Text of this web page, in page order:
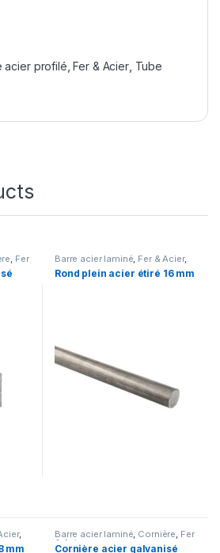
acier profilé ,Fer & Acier, Tube
, Fer Barre acier laminé, Fer & Acier,
Rond plein acier étiré
Rond plein acier étiré 16 mm
,
mm
Barre acier laminé, Cornière, Fer
& Acier
Cornière acier galvanisé